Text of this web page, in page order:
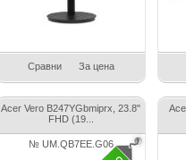
Сравни За цена
Acer Vero B247YGbmiprx, 23.8"
FHD (19...
№ UM.QB7EE.G06